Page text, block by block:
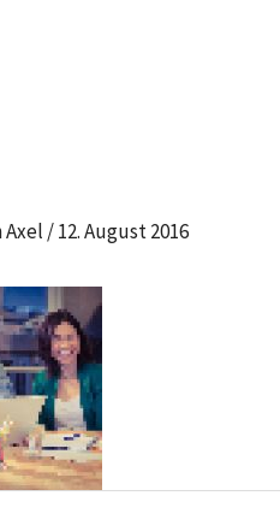
Axel /12. August 2016